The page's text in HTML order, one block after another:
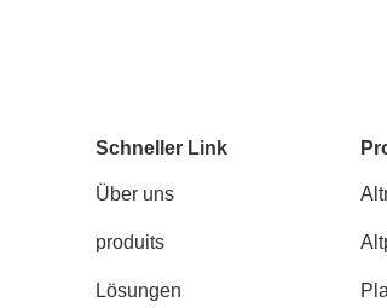
Schneller Link
Über uns
produits
Lösungen